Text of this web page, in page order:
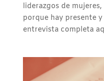
liderazgos de
porque hay presente y
entrevista completa